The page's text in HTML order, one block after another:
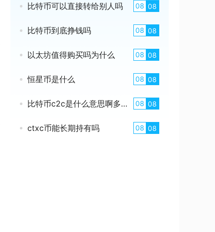
比特币可以直接转给别人吗 08 08
比特币到底挣钱吗 08 08
以太坊值得购买吗为什么 08 08
恒星币是什么 08 08
比特币c2c是什么意思啊多少钱 08 08
ctxc币能长期持有吗 08 08